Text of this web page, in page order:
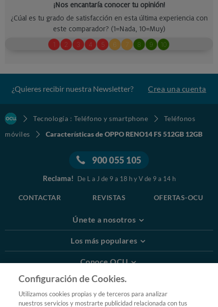
¿Quieres recibir nuestra Newsletter? Crea una cuenta
Tecnología : Teléfono y smartphone
Teléfonos
móviles
Características de OPPO RENO14 FS 512GB 12GB
900 055 105
Reclama! De L a J de 9 a 18 h y V de 9 a 14 h
CONTACTAR REVISTAS OFERTAS-OCU
Únete a nosotros
Los más populares
Conoce OCU
Más Información
© 2026 OCU
Configuración de Cookies.
Utilizamos cookies propias y de terceros para analizar
nuestros servicios y mostrarte publicidad relacionada con tus